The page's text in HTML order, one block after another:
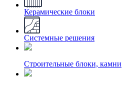
Керамические блоки
Системные решения
Строительные блоки, камни